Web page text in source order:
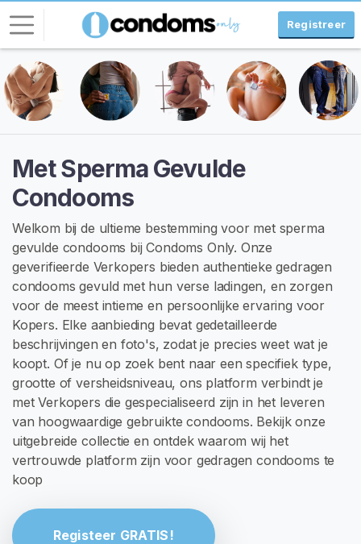
Registreer
Met Sperma Gevulde
Condooms
Welkom bij de ultieme bestemming voor met sperma
gevulde condooms bij Condoms Only. Onze
geverifieerde Verkopers bieden authentieke gedragen
condooms gevuld met hun verse ladingen, en zorgen
voor de meest intieme en persoonlijke ervaring voor
Kopers. Elke aanbieding bevat gedetailleerde
beschrijvingen en foto's, zodat je precies weet wat je
koopt. Of je nu op zoek bent naar een specifiek type,
grootte of versheidsniveau, ons platform verbindt je
met Verkopers die gespecialiseerd zijn in het leveren
van hoogwaardige gebruikte condooms. Bekijk onze
uitgebreide collectie en ontdek waarom wij het
vertrouwde platform zijn voor gedragen condooms te
koop
Registeer GRATIS!
I
n
l
o
g
e
G
R
A
T
I
S
R
E
G
I
S
T
R
E
E
N